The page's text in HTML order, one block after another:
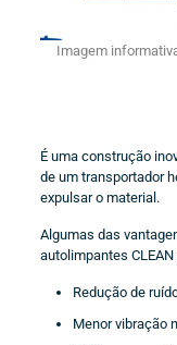
Imagem
É uma construção
de um transportador
expulsar o material.
Algumas das
autolimpantes
Redução de
Menor vibração